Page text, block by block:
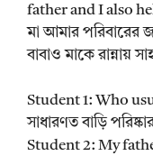
father and I also
মা আমার পরিবারের
বাবাও মাকে রান্নায়
Student 1: Who
সাধারণত বাড়ি
Student 2: My